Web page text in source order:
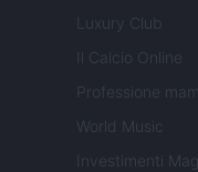
Luxury Club
Il Calcio Online
Professione
World Music
Investimenti